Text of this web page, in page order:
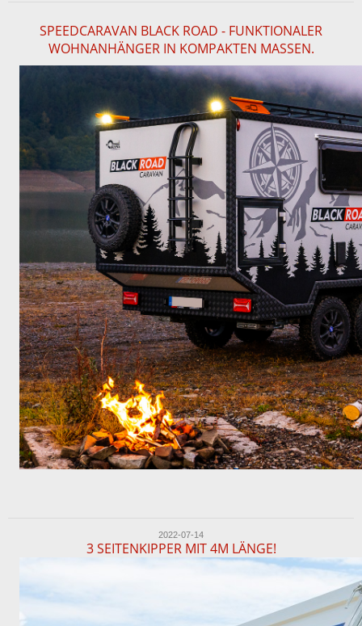
SPEEDCARAVAN BLACK ROAD - FUNKTIONALER
WOHNANHÄNGER IN KOMPAKTEN MASSEN.
2022-07-14
3 SEITENKIPPER MIT 4M LÄNGE!